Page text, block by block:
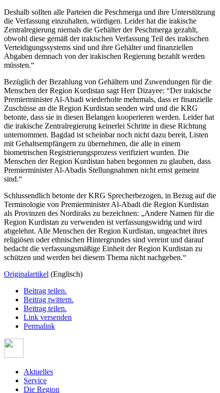
Deshalb sollten alle Parteien die Peschmerga und ihre Unterstützung
die Verfassung einzuhalten, würdigen. Leider hat die irakische
Zentralregierung niemals die Gehälter der Peschmerga gezahlt,
obwohl diese gemäß der irakischen Verfassung Teil des irakischen
Verteidigungssystems sind und ihre Gehälter und finanziellen
Abgaben demnach von der irakischen Regierung bezahlt werden
müssten.“
Bezüglich der Bezahlung von Gehältern und Zuwendungen für die
Menschen der Region Kurdistan sagt Herr Dizayee: “Der irakische
Premierminister Al-Abadi wiederholte mehrmals, dass er finanzielle
Zuschüsse an die Region Kurdistan senden wird und die KRG
betonte, dass sie in diesen Belangen kooperieren werden. Leider hat
die irakische Zentralregierung keinerlei Schritte in diese Richtung
unternommen. Bagdad ist scheinbar noch nicht dazu bereit, Listen
mit Gehaltsempfängern zu übernehmen, die alle in einem
biometrischen Registrierungsprozess verifiziert wurden. Die
Menschen der Region Kurdistan haben begonnen zu glauben, dass
Premierminister Al-Abadis Stellungnahmen nicht ernst gemeint
sind.“
Schlussendlich betonte der KRG Sprecherbezogen, in Bezug auf die
Terminologie von Premierminister Al-Abadi die Region Kurdistan
als Provinzen des Nordiraks zu bezeichnen: „Andere Namen für die
Region Kurdistan zu verwenden ist verfassungswidrig und wird
abgelehnt. Alle Menschen der Region Kurdistan, ungeachtet ihres
religiösen oder ethnischen Hintergrundes sind vereint und darauf
bedacht die verfassungsmäßige Einheit der Region Kurdistan zu
schützen und werden bei diesem Thema nicht nachgeben.“
Originalartikel (Englisch)
Beitrag teilen.
Beitrag twittern.
Beitrag teilen.
Link versenden
Permalink
Aktuelles
Service
Die Region